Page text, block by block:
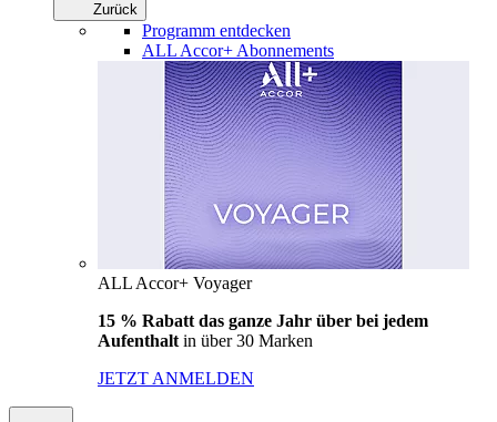
Zurück
Programm entdecken
ALL Accor+ Abonnements
ALL Accor+ Voyager
15 % Rabatt das ganze Jahr über bei jedem
Aufenthalt in über 30 Marken
JETZT ANMELDEN